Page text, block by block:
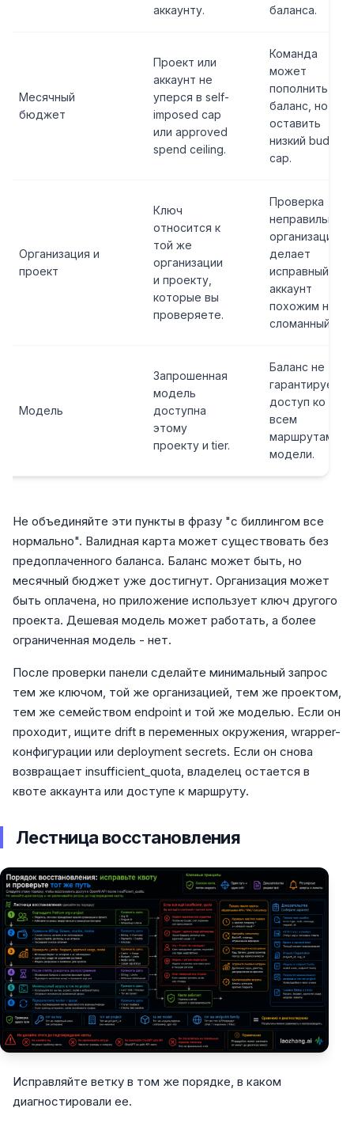
аккаунту.
баланса.
Месячный
бюджет
Проект или
аккаунт не
уперся в self-
imposed cap
или approved
spend ceiling.
Команда
может
пополнить
баланс, но
оставить
низкий budget
cap.
Организация и
проект
Ключ
относится к
той же
организации
и проекту,
которые вы
проверяете.
Проверка
неправильной
организации
делает
исправный
аккаунт
похожим на
сломанный.
Модель
Запрошенная
модель
доступна
этому
проекту и tier.
Баланс не
гарантирует
доступ ко
всем
маршрутам
модели.
Не объединяйте эти пункты в фразу "с биллингом все
нормально". Валидная карта может существовать без
предоплаченного баланса. Баланс может быть, но
месячный бюджет уже достигнут. Организация может
быть оплачена, но приложение использует ключ другого
проекта. Дешевая модель может работать, а более
ограниченная модель - нет.
После проверки панели сделайте минимальный запрос
тем же ключом, той же организацией, тем же проектом,
тем же семейством endpoint и той же моделью. Если он
проходит, ищите drift в переменных окружения, wrapper-
конфигурации или deployment secrets. Если он снова
возвращает insufficient_quota, владелец остается в
квоте аккаунта или доступе к маршруту.
Лестница восстановления
Исправляйте ветку в том же порядке, в каком
диагностировали ее.